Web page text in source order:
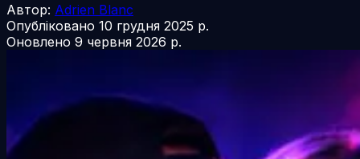
Автор: Adrien Blanc
Опубліковано 10 грудня 2025 р.
Оновлено 9 червня 2026 р.